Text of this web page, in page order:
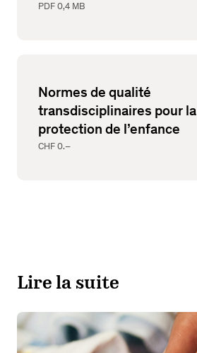
PDF 0,4 MB
Normes de qualité
transdisciplinaires pour la
protection de l’enfance
CHF 0.–
Lire la suite